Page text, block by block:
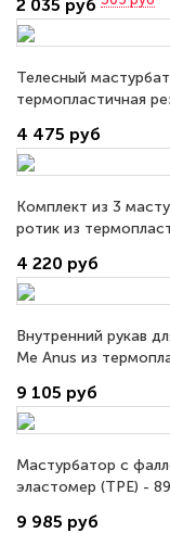
2 035 руб
Телесный
термопластичная
4 475 руб
Комплект из 3
ротик из
4 220 руб
Внутренний рукав
Me Anus из
9 105 руб
Мастурбатор с
эластомер (TPE) -
9 985 руб